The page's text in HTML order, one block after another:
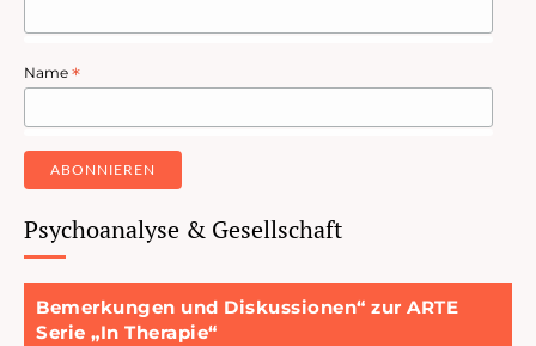
Name *
Psychoanalyse & Gesellschaft
Bemerkungen und Diskussionen“ zur ARTE
Serie „In Therapie“